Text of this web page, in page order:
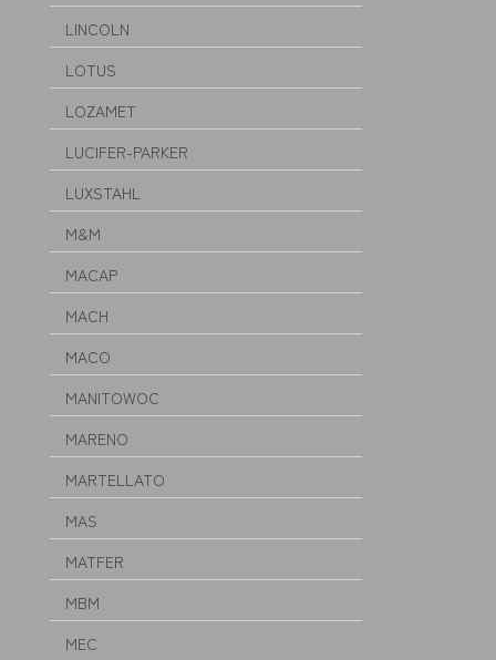
LINCOLN
LOTUS
LOZAMET
LUCIFER-PARKER
LUXSTAHL
M&M
MACAP
MACH
MACO
MANITOWOC
MARENO
MARTELLATO
MAS
MATFER
MBM
MEC